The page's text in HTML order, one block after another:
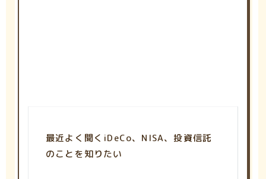
最近よく聞くiDeCo、NISA、投資信託
のことを知りたい